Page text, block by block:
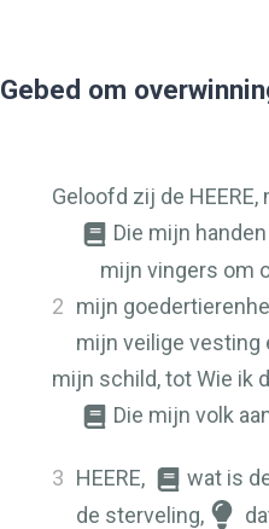
Gebed om
Geloofd zij de HEERE,
Die mijn
mijn vingers om
2 mijn
mijn veilige vesting
mijn schild, tot Wie ik
Die mijn volk
3 HEERE,
wat is
de sterveling,